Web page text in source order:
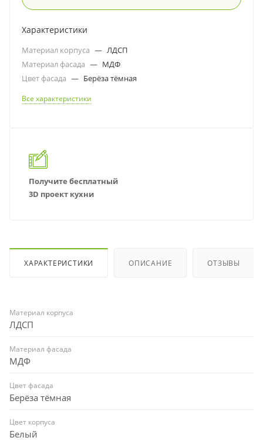
Характеристики
Материал корпуса — ЛДСП
Материал фасада — МДФ
Цвет фасада — Берёза тёмная
Все характеристики
Получите бесплатный
3D проект кухни
ХАРАКТЕРИСТИКИ ОПИСАНИЕ ОТЗЫВЫ
Материал корпуса
ЛДСП
Материал фасада
МДФ
Цвет фасада
Берёза тёмная
Цвет корпуса
Белый